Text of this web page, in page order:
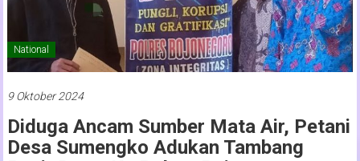
National
9 Oktober 2024
Diduga Ancam Sumber Mata Air, Petani
Desa Sumengko Adukan Tambang